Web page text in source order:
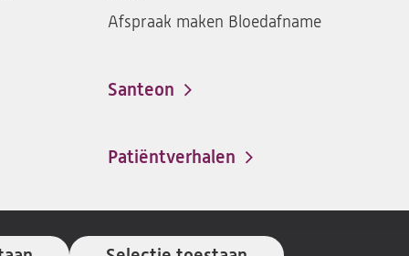
Afspraak maken Bloedafname
Santeon
(opent
een
tab)
Patiëntverhalen